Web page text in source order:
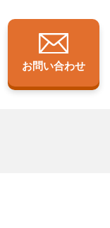
お問い合わせ